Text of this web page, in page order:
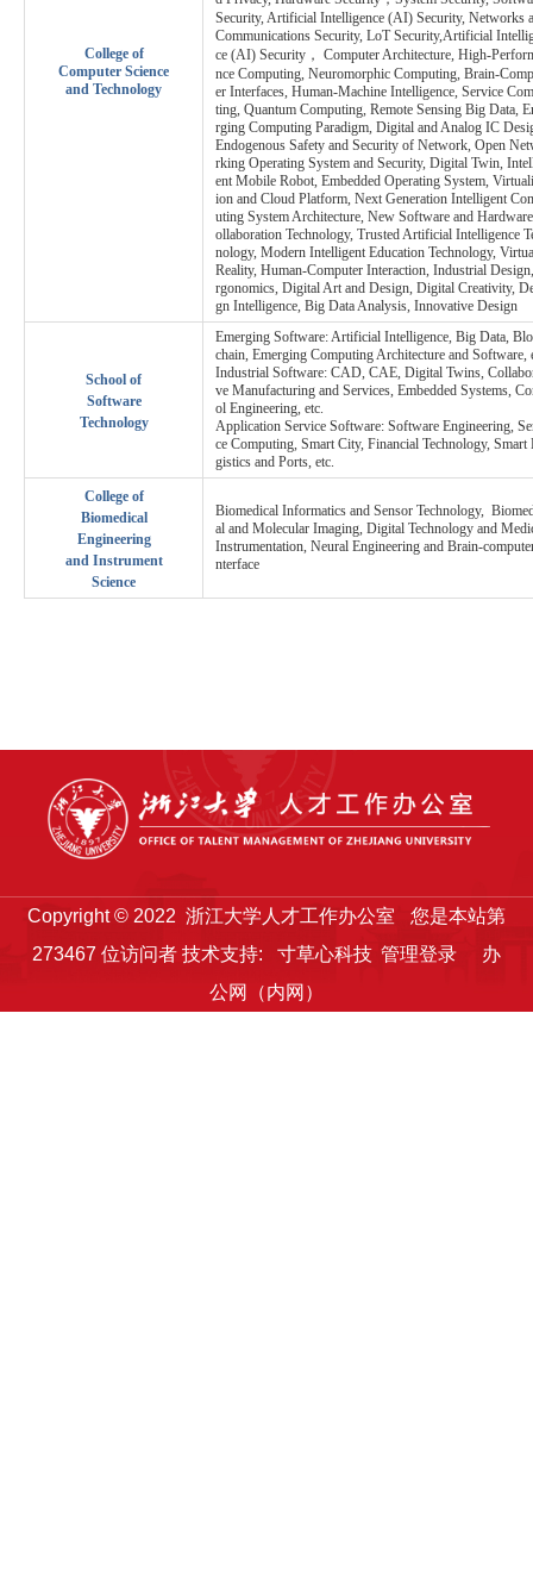
College of
Computer Science
and Technology
Security, Artificial Intelligence (AI) Security, Networks
Communications Security, LoT Security,Artificial
ce (AI) Security， Computer Architecture, High-
nce Computing, Neuromorphic Computing, Brain-
er Interfaces, Human-Machine Intelligence, Service
ting, Quantum Computing, Remote Sensing Big Data,
rging Computing Paradigm, Digital and Analog IC
Endogenous Safety and Security of Network, Open
rking Operating System and Security, Digital Twin,
ent Mobile Robot, Embedded Operating System,
ion and Cloud Platform, Next Generation Intelligent
uting System Architecture, New Software and
ollaboration Technology, Trusted Artificial Intelligence
nology, Modern Intelligent Education Technology,
Reality, Human-Computer Interaction, Industrial
rgonomics, Digital Art and Design, Digital Creativity,
gn Intelligence, Big Data Analysis, Innovative Design
School of
Software
Technology
Emerging Software: Artificial Intelligence, Big Data,
chain, Emerging Computing Architecture and Software,
Industrial Software: CAD, CAE, Digital Twins,
ve Manufacturing and Services, Embedded Systems,
ol Engineering, etc.
Application Service Software: Software Engineering,
ce Computing, Smart City, Financial Technology, Smart
gistics and Ports, etc.
College of
Biomedical
Engineering
and Instrument
Science
Biomedical Informatics and Sensor Technology,
al and Molecular Imaging, Digital Technology and
Instrumentation, Neural Engineering and Brain-
nterface
Copyright © 2022 浙江大学人才工作办公室
您是本站第
273467位访问者 技术支持: 寸草心科技 管理登录
办
公网（内网）